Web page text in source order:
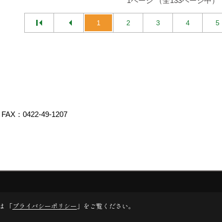
1 2 3 4 5
FAX：0422-49-1207
「プライバシーポリシー 」をご覧ください。